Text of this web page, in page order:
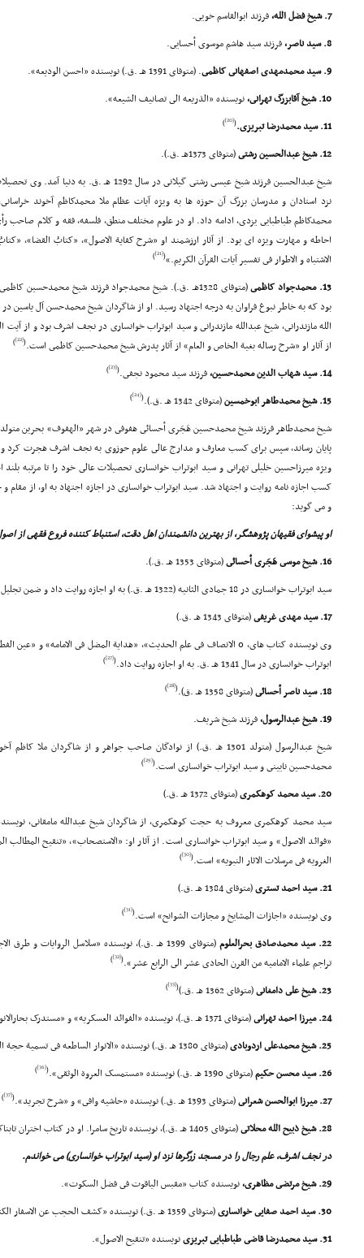
7. شیخ فضل الله،
فرزند ابوالقاسم خویى.
8. سید ناصر،
فرزند سید هاشم موسوى أحسایى.
9. سید محمدمهدى اصفهانى کاظمى
. (متوفاى 1391 هـ .ق.) نویسنده «احسن الودیعه».
10. شیخ آقابزرگ تهرانى،
نویسنده «الذریعه الى تصانیف الشیعه».
11. سید محمدرضا تبریزى.
(
[20]
)
12. شیخ عبدالحسین رشتى
(متوفاى 1373هـ .ق.).
شیخ عبدالحسین فرزند شیخ عیسى رشتى گیلانى در
نزد استادان و مدرسان بزرگ آن حوزه ها به ویژه آیات عظام ملا محمدکاظم آخوند
محمدکاظم طباطبایى یزدى، ادامه داد. او در علوم مختلف منطق، فلسفه، فقه و کلام صاحب
احاطه و مهارت ویژه اى بود. از آثار ارزشمند او «شرح کفایة الاصول»، «کتابُ القضا»،
الاشتباه و الاطوار فى تفسیر آیات القرآن الکریم.»(
[21]
)
13. محمدجواد کاظمى
(متوفاى 1328هـ .ق.). شیخ محمدجواد فرزند شیخ محمدحسین
بود که به خاطر نبوغ فراوان به درجه اجتهاد رسید. او از شاگردان شیخ محمدحسن آل یاسین در
الله مازندرانى، شیخ عبدالله مازندرانى و سید ابوتراب خوانسارى در نجف اشرف بود و از آیت
از آثار او «شرح رساله بغیة الخاص و العام» از آثار پدرش شیخ محمدحسین کاظمى است.(
[22]
)
14. سید شهاب الدین محمدحسین، فرزند سید محمود نجفى.(
[23]
)
15. شیخ محمدطاهر ابوخمسین (متوفاى 1342 هـ .ق.). (
[24]
)
شیخ محمدطاهر فرزند شیخ محمدحسین هَجَرى أحسائى هفوفى در شهر «الهفوف» بحرین
پایان رساند، سپس براى کسب معارف و مدارج عالى علوم حوزوى به نجف اشرف هجرت کرد و
ویژه میرزاحسین خلیلى تهرانى و سید ابوتراب خوانسارى تحصیلات عالى خود را تا مرتبه بلند
کسب اجازه نامه روایت و اجتهاد شد. سید ابوتراب خوانسارى در اجازه اجتهاد به او، از مقام
و مى گوید:
او پیشواى فقیهان پژوهشگر، از بهترین دانشمندان اهل دقت، استنباط کننده فروع فقهى از
16. شیخ موسى هَجَرى أحسائى
(متوفاى 1353 هـ .ق.).
سید ابوتراب خوانسارى در 18 جمادى الثانیه (1322 هـ .ق.) به او اجازه روایت داد و ضمن تجلیل از مقام علمى او، به اجتهاد او تصریح نمود.
17. سید مهدى غریفى
(متوفاى 1343 هـ .ق.)
وى نویسنده کتاب هاى، 0 الانصاف فى علم الحدیث»، «هدایة المضل فى
ابوتراب خوانسارى در سال 1341 هـ .ق. به او اجازه روایت داد.
(
[27]
)
18. سید ناصر أحسائى (متوفاى 1358 هـ .ق). (
[28]
)
19. شیخ عبدالرسول،
فرزند شیخ شریف.
شیخ عبدالرسول (متولد 1301 هـ .ق.) از نوادگان صاحب جواهر و از شاگردان
محمدحسین نایینى و سید ابوتراب خوانسارى است.(
[29]
)
20. سید محمد کوهکمرى
(متوفاى 1372 هـ .ق.)
سید محمد کوهکمرى معروف به حجت کوهکمرى، از شاگردان شیخ عبدالله مامقانى،
«فوائد الاصول» و سید ابوتراب خوانسارى است. از آثار او: «الاستصحاب»، «تنقیح المطالب
الغرویه فى مرسلات الاثار النبویه» است.(
[30]
)
21. سید احمد تسترى
(متوفاى 1384 هـ .ق.)
وى نویسنده «اجازات المشایخ و مجازات الشوانح» است.(
[31]
)
22. سید محمدصادق بحرالعلوم
(متوفاى 1399 هـ .ق.)، نویسنده «سلاسل الروایات و
تراجم علماء الامامیه من القرن الحادى عشر الى الرابع عشر».(
[32]
)
23. شیخ على دامغانى (متوفاى 1362 هـ .ق.) (
[33]
)
24. میرزا احمد تهرانى
(متوفاى 1371 هـ .ق.)، نویسنده «الفوائد العسکریه» و «مستدرک بحارالانوار».
25. شیخ محمدعلى اردوبادى
(متوفاى 1380 هـ .ق.) نویسنده «الانوار الساطعه فى تسمیة حجة الله القاطعه» و «تاریخ علماى آذربایجان».
26. سید محسن حکیم
(متوفاى 1390 هـ .ق.) نویسنده «مستمسک العروة الوثقى». (
[36]
)
27. میرزا ابوالحسن شعرانى (متوفاى 1393 هـ .ق.) نویسنده «حاشیه وافى» و «شرح تجرید». (
[37]
)
28. شیخ ذبیح الله محلاتى
(متوفاى 1405 هـ .ق.)، نویسنده تاریخ سامرا. او در کتاب اختران تابناک مى نویسد:
در نجف اشرف، علم رجال را در مسجد زرگرها نزد او (سید ابوتراب خوانسارى) مى خواندم.
29. شیخ مرتضى مظاهرى،
نویسنده کتاب «مقبس الیاقوت فى فضل السکوت».
30. سید احمد صفایى خوانسارى
(متوفاى 1359 هـ .ق.) نویسنده «کشف الحجب عن الاسفار الکتب».
31. سید محمدرضا قاضى طباطبایى تبریزى
نویسنده «تنقیح الاصول».